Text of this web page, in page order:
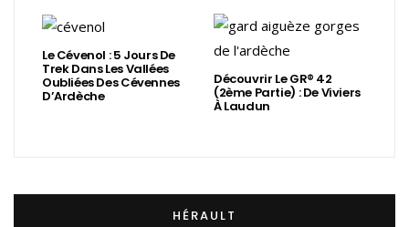
Le Cévenol : 5 Jours De
Trek Dans Les Vallées
Oubliées Des Cévennes
D’Ardèche
Découvrir Le GR® 42
(2ème Partie) : De Viviers
À Laudun
HÉRAULT